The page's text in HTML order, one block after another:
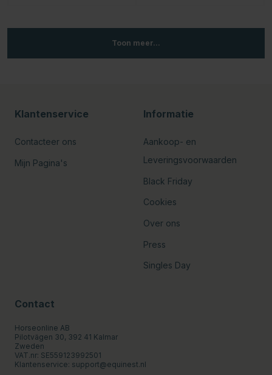
Toon meer...
Klantenservice
Contacteer ons
Mijn Pagina's
Informatie
Aankoop- en
Leveringsvoorwaarden
Black Friday
Cookies
Over ons
Press
Singles Day
Contact
Horseonline AB
Pilotvägen 30, 392 41 Kalmar
Zweden
VAT.nr: SE559123992501
Klantenservice: support@equinest.nl